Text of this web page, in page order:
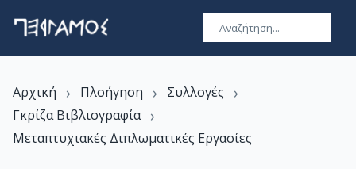
Αρχική › Πλοήγηση › Συλλογές ›
Γκρίζα Βιβλιογραφία ›
Μεταπτυχιακές Διπλωματικές Εργασίες